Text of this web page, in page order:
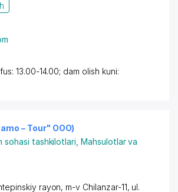
13.00-14.00; dam olish kuni:
– Tour" OOO)
sohasi tashkilotlari ,Mahsulotlar va
rayon, m-v Chilanzar-11, ul.